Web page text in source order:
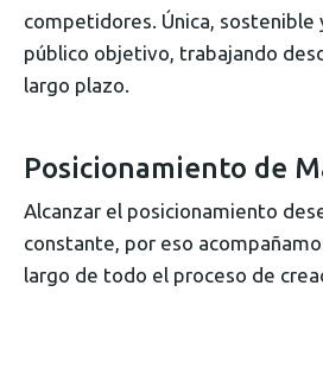
competidores. Única, sostenible
público objetivo, trabajando
largo plazo.
Posicionamiento de
Alcanzar el posicionamiento
constante, por eso
largo de todo el proceso de